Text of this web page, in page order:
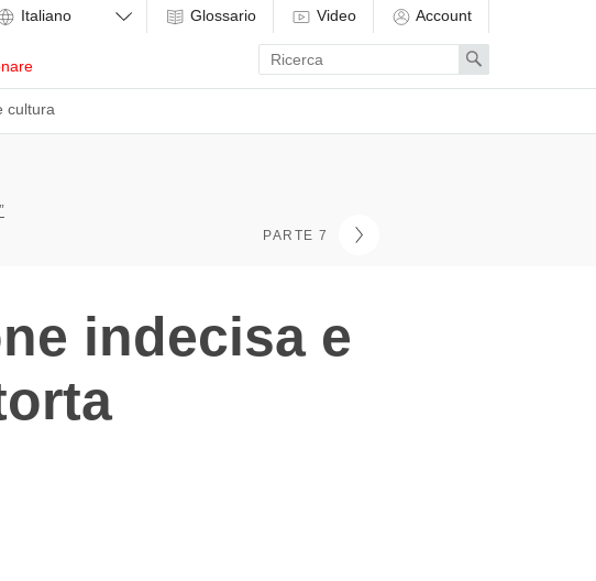
cultura
Glossario Video Account
Enter
search
term
Search
PARTE 7
indecisa e